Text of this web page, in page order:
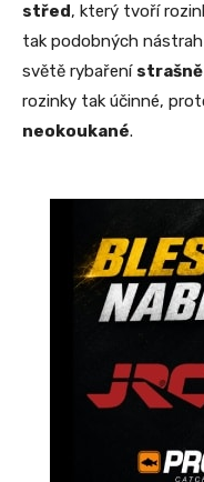
střed , který tvoří
tak podobných
světě rybaření
rozinky tak účinné,
neokoukané.